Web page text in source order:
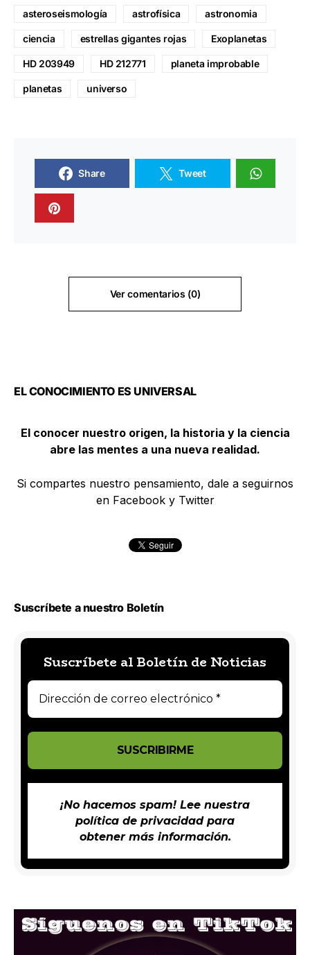
asteroseismología astrofísica astronomia
ciencia estrellas gigantes rojas Exoplanetas
HD 203949 HD 212771 planeta improbable
planetas universo
Share Tweet
Ver comentarios (0)
EL CONOCIMIENTO ES UNIVERSAL
El conocer nuestro origen, la historia y la ciencia
abre las mentes a una nueva realidad.
Si compartes nuestro pensamiento, dale a seguirnos
en Facebook y Twitter
Suscríbete a nuestro Boletín
Suscríbete al Boletín de Noticias
¡No hacemos spam! Lee nuestra
política de privacidadpara
obtener más información.